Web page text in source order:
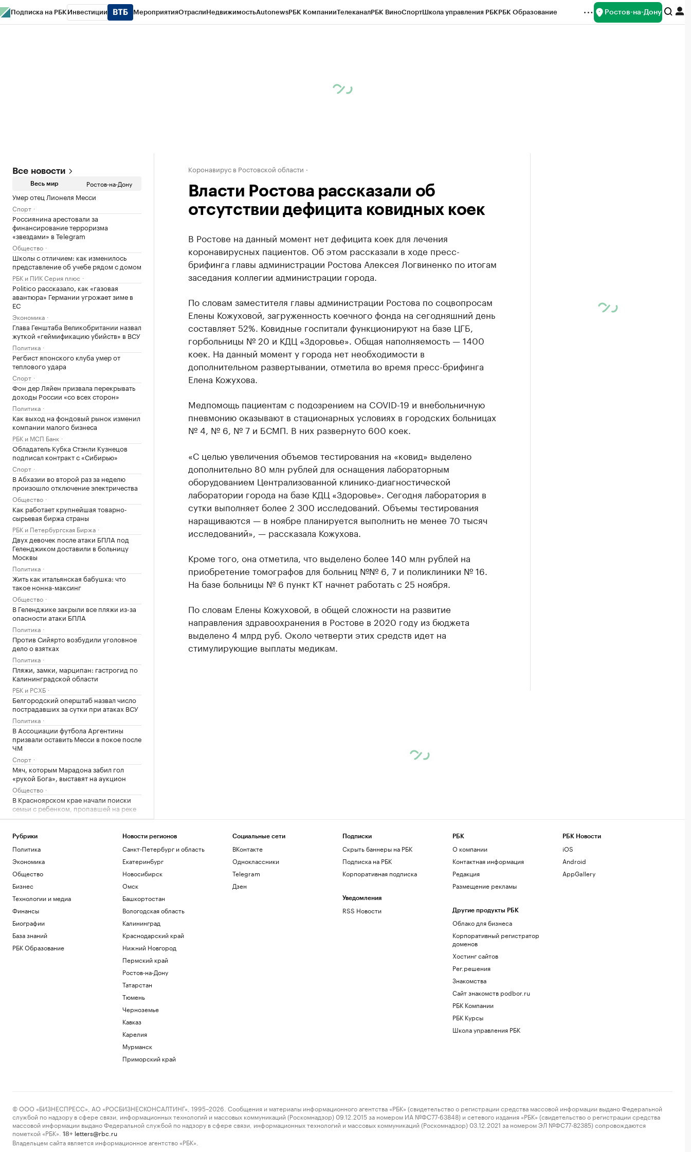
Подписка на РБК Инвестиции МероприятияОтраслиНедвижимостьAutonewsРБК КомпанииТелеканалРБК ВиноСпортШкола управления РБКРБК Образование Ростов-на-Дону
Все новости
Весь мир Ростов-на-Дону
Умер отец Лионеля Месси
Спорт
Россиянина арестовали за
финансирование терроризма
«звездами» в Telegram
Общество
Школы с отличием: как изменилось
представление об учебе рядом с домом
РБК и ПИК Серия плюс
Politico рассказало, как «газовая
авантюра» Германии угрожает зиме в
ЕС
Экономика
Глава Генштаба Великобритании назвал
жуткой «геймификацию убийств» в ВСУ
Политика
Регбист японского клуба умер от
теплового удара
Спорт
Фон дер Ляйен призвала перекрывать
доходы России «со всех сторон»
Политика
Как выход на фондовый рынок изменил
компании малого бизнеса
РБК и МСП Банк
Обладатель Кубка Стэнли Кузнецов
подписал контракт с «Сибирью»
Спорт
В Абхазии во второй раз за неделю
произошло отключение электричества
Общество
Как работает крупнейшая товарно-
сырьевая биржа страны
РБК и Петербургская Биржа
Двух девочек после атаки БПЛА под
Геленджиком доставили в больницу
Москвы
Политика
Жить как итальянская бабушка: что
такое нонна-максинг
Общество
В Геленджике закрыли все пляжи из-за
опасности атаки БПЛА
Политика
Против Сийярто возбудили уголовное
дело о взятках
Политика
Пляжи, замки, марципан: гастрогид по
Калининградской области
РБК и РСХБ
Белгородский оперштаб назвал число
пострадавших за сутки при атаках ВСУ
Политика
В Ассоциации футбола Аргентины
призвали оставить Месси в покое после
ЧМ
Спорт
Мяч, которым Марадона забил гол
«рукой Бога», выставят на аукцион
Общество
В Красноярском крае начали поиски
семьи с ребенком, пропавшей на реке
Кан
Коронавирус в Ростовской области
Власти Ростова рассказали об
отсутствии дефицита ковидных коек
В Ростове на данный момент нет дефицита коек для лечения
коронавирусных пациентов. Об этом рассказали в ходе пресс-
брифинга главы администрации Ростова Алексея Логвиненко по итогам
заседания коллегии администрации города.
По словам заместителя главы администрации Ростова по соцвопросам
Елены Кожуховой, загруженность коечного фонда на сегодняшний день
составляет 52%. Ковидные госпитали функционируют на базе ЦГБ,
горбольницы № 20 и КДЦ «Здоровье». Общая наполняемость — 1400
коек. На данный момент у города нет необходимости в
дополнительном развертывании, отметила во время пресс-брифинга
Елена Кожухова.
Медпомощь пациентам с подозрением на COVID-19 и внебольничную
пневмонию оказывают в стационарных условиях в городских больницах
№ 4, № 6, № 7 и БСМП. В них развернуто 600 коек.
«С целью увеличения объемов тестирования на «ковид» выделено
дополнительно 80 млн рублей для оснащения лабораторным
оборудованием Централизованной клинико-диагностической
лаборатории города на базе КДЦ «Здоровье». Сегодня лаборатория в
сутки выполняет более 2 300 исследований. Объемы тестирования
наращиваются — в ноябре планируется выполнить не менее 70 тысяч
исследований», — рассказала Кожухова.
Кроме того, она отметила, что выделено более 140 млн рублей на
приобретение томографов для больниц №№ 6, 7 и поликлиники № 16.
На базе больницы № 6 пункт КТ начнет работать с 25 ноября.
По словам Елены Кожуховой, в общей сложности на развитие
направления здравоохранения в Ростове в 2020 году из бюджета
выделено 4 млрд руб. Около четверти этих средств идет на
стимулирующие выплаты медикам.
Рубрики
Политика
Экономика
Общество
Бизнес
Технологии и медиа
Финансы
Биографии
База знаний
РБК Образование
Новости регионов
Санкт-Петербург и область
Екатеринбург
Новосибирск
Омск
Башкортостан
Вологодская область
Калининград
Краснодарский край
Нижний Новгород
Пермский край
Ростов-на-Дону
Татарстан
Тюмень
Черноземье
Кавказ
Карелия
Мурманск
Приморский край
Социальные сети
ВКонтакте
Одноклассники
Telegram
Дзен
Подписки
Скрыть баннеры на РБК
Подписка на РБК
Корпоративная подписка
Уведомления
RSS Новости
РБК
О компании
Контактная информация
Редакция
Размещение рекламы
Другие продукты РБК
Облако для бизнеса
Корпоративный регистратор
доменов
Хостинг сайтов
Рег.решения
Знакомства
Сайт знакомств podbor.ru
РБК Компании
РБК Курсы
Школа управления РБК
РБК Новости
iOS
Android
AppGallery
© ООО «БИЗНЕСПРЕСС», АО «РОСБИЗНЕСКОНСАЛТИНГ», 1995–2026. Сообщения и материалы информационного агентства «РБК» (свидетельство о регистрации средства массовой информации выдано Федеральной
службой по надзору в сфере связи, информационных технологий и массовых коммуникаций (Роскомнадзор) 09.12.2015 за номером ИА №ФС77-63848) и сетевого издания «РБК» (свидетельство о регистрации средства
массовой информации выдано Федеральной службой по надзору в сфере связи, информационных технологий и массовых коммуникаций (Роскомнадзор) 03.12.2021 за номером ЭЛ №ФС77-82385) сопровождаются
пометкой «РБК».
18+ letters@rbc.ru
Владельцем сайта является информационное агентство «РБК».